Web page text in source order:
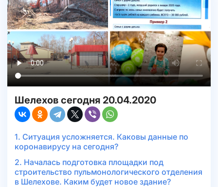
Шелехов сегодня 20.04.2020
1. Ситуация усложняется. Каковы данные по
коронавирусу на сегодня?
2. Началась подготовка площадки под
строительство пульмонологического отделения
в Шелехове. Каким будет новое здание?